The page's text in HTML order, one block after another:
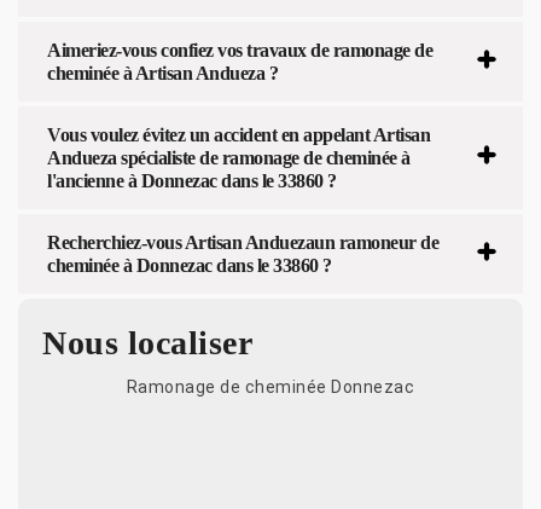
Aimeriez-vous confiez vos travaux de ramonage de
cheminée à Artisan Andueza ?
Vous voulez évitez un accident en appelant Artisan
Andueza spécialiste de ramonage de cheminée à
l'ancienne à Donnezac dans le 33860 ?
Recherchiez-vous Artisan Anduezaun ramoneur de
cheminée à Donnezac dans le 33860 ?
Nous localiser
Ramonage de cheminée Donnezac